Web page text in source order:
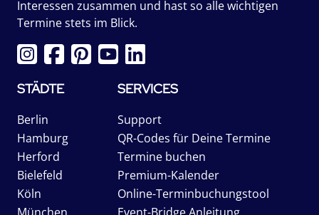
Interessen zusammen und hast so alle wichtigen
Termine stets im Blick.
STÄDTE
Berlin
Hamburg
Herford
Bielefeld
Köln
München
SERVICES
Support
QR-Codes für Deine Termine
Termine buchen
Premium-Kalender
Online-Terminbuchungstool
Event-Bridge Anleitung